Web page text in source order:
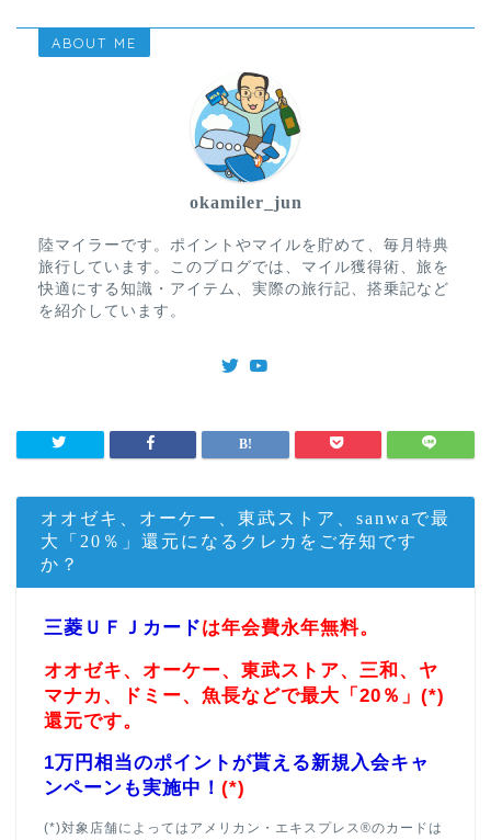
ABOUT ME
okamiler_jun
陸マイラーです。ポイントやマイルを貯めて、毎月特典
旅行しています。このブログでは、マイル獲得術、旅を
快適にする知識・アイテム、実際の旅行記、搭乗記など
を紹介しています。
オオゼキ、オーケー、東武ストア、sanwaで最
大「20％」還元になるクレカをご存知です
か？
三菱ＵＦＪカードは年会費永年無料。
オオゼキ、オーケー、東武ストア、三和、ヤ
マナカ、ドミー、魚長などで最大「20％」(*)
還元です。
1万円相当のポイントが貰える新規入会キャ
ンペーンも実施中！ (*)
(*)対象店舗によってはアメリカン・エキスプレス®のカードは